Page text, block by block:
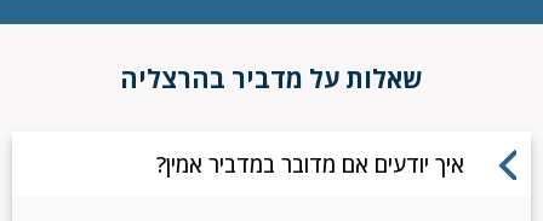
שאלות על מדביר בהרצליה
איך יודעים אם מדובר במדביר אמין?